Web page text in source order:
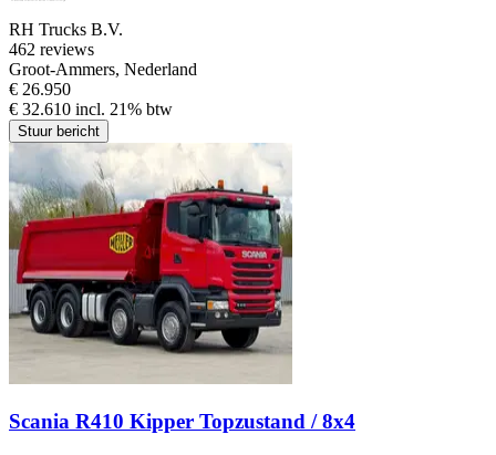
RH Trucks B.V.
462 reviews
Groot-Ammers, Nederland
€ 26.950
€ 32.610 incl. 21% btw
Stuur bericht
Scania R410 Kipper Topzustand / 8x4